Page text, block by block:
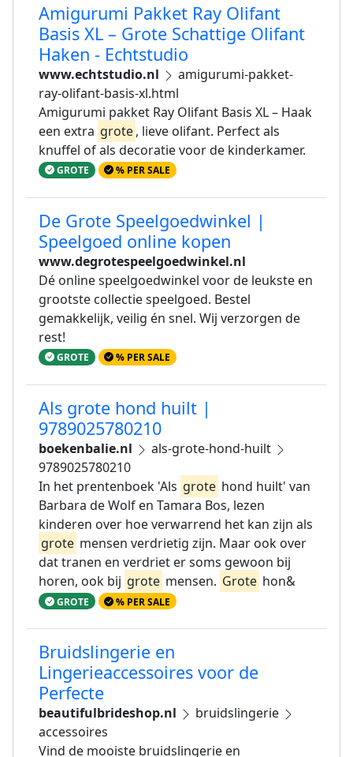
Amigurumi Pakket Ray Olifant
Basis XL – Grote Schattige Olifant
Haken - Echtstudio
www.echtstudio.nl
amigurumi-pakket-
ray-olifant-basis-xl.html
Amigurumi pakket Ray Olifant Basis XL – Haak
een extra grote, lieve olifant. Perfect als
knuffel of als decoratie voor de kinderkamer.
GROTE % PER SALE
De Grote Speelgoedwinkel |
Speelgoed online kopen
www.degrotespeelgoedwinkel.nl
Dé online speelgoedwinkel voor de leukste en
grootste collectie speelgoed. Bestel
gemakkelijk, veilig én snel. Wij verzorgen de
rest!
GROTE % PER SALE
Als grote hond huilt |
9789025780210
boekenbalie.nl
als-grote-hond-huilt
9789025780210
In het prentenboek 'Als grote hond huilt' van
Barbara de Wolf en Tamara Bos, lezen
kinderen over hoe verwarrend het kan zijn als
grote mensen verdrietig zijn. Maar ook over
dat tranen en verdriet er soms gewoon bij
horen, ook bij grote mensen. Grote hon&
GROTE % PER SALE
Bruidslingerie en
Lingerieaccessoires voor de
Perfecte
beautifulbrideshop.nl
bruidslingerie
accessoires
Vind de mooiste bruidslingerie en